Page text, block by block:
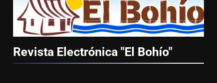
Revista Electrónica "El Bohío"